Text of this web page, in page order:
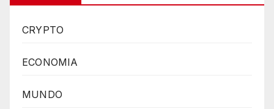
CRYPTO
ECONOMIA
MUNDO